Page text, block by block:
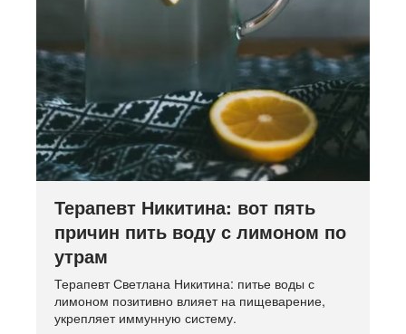
Терапевт Никитина: вот пять
причин пить воду с лимоном по
утрам
Терапевт Светлана Никитина: питье воды с
лимоном позитивно влияет на пищеварение,
укрепляет иммунную систему.